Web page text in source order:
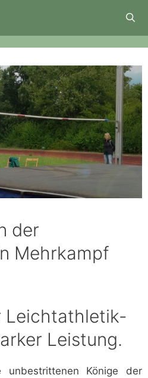
der
Mehrkampf
Leichtathletik-
Leistung.
unbestrittenen Könige der